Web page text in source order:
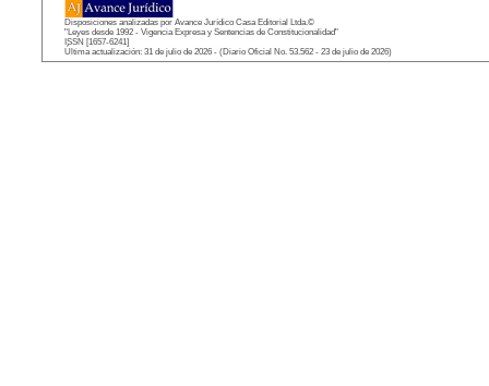
Disposiciones analizadas por Avance Jurídico Casa Editorial Ltda.©
"Leyes desde 1992 - Vigencia Expresa y Sentencias de Constitucionalidad"
ISSN [1657-6241]
Última actualización: 31 de julio de 2026 - (Diario Oficial No. 53.562 - 23 de julio de 2026)